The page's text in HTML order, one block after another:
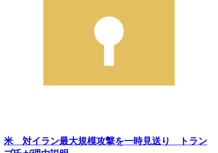
米 対イラン最大規模攻撃を一時見送り トラン